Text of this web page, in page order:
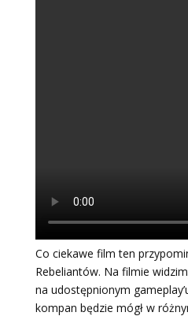
Co ciekawe film ten
Rebeliantów. Na filmie
na udostępnionym
kompan będzie mógł w